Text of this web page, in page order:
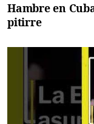
Hambre en
pitirre